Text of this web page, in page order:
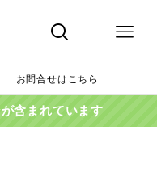
お問合せはこちら
含まれています